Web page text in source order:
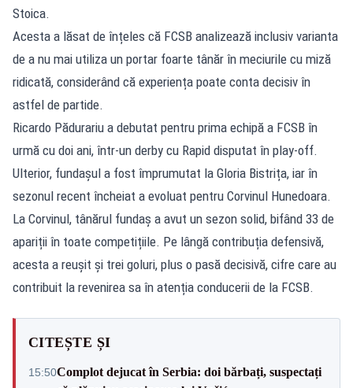
Stoica.
Acesta a lăsat de înțeles că FCSB analizează inclusiv varianta
de a nu mai utiliza un portar foarte tânăr în meciurile cu miză
ridicată, considerând că experiența poate conta decisiv în
astfel de partide.
Ricardo Pădurariu a debutat pentru prima echipă a FCSB în
urmă cu doi ani, într-un derby cu Rapid disputat în play-off.
Ulterior, fundașul a fost împrumutat la Gloria Bistrița, iar în
sezonul recent încheiat a evoluat pentru Corvinul Hunedoara.
La Corvinul, tânărul fundaș a avut un sezon solid, bifând 33 de
apariții în toate competițiile. Pe lângă contribuția defensivă,
acesta a reușit și trei goluri, plus o pasă decisivă, cifre care au
contribuit la revenirea sa în atenția conducerii de la FCSB.
CITEȘTE ȘI
15:50Complot dejucat în Serbia: doi bărbați, suspectați